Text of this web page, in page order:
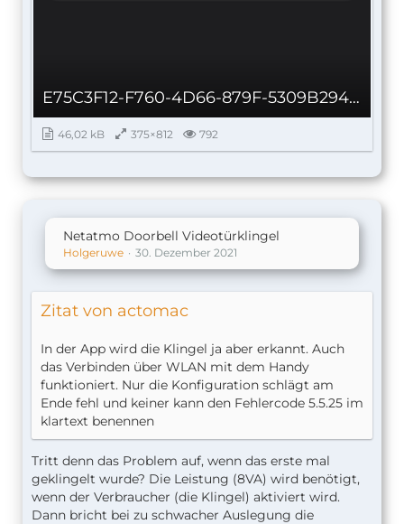
E75C3F12-F760-4D66-879F-5309B2943DF7_autoscaled.png
46,02 kB 375×812 792
Netatmo Doorbell Videotürklingel
Holgeruwe 30. Dezember 2021
Zitat von actomac
In der App wird die Klingel ja aber erkannt. Auch
das Verbinden über WLAN mit dem Handy
funktioniert. Nur die Konfiguration schlägt am
Ende fehl und keiner kann den Fehlercode 5.5.25 im
klartext benennen
Tritt denn das Problem auf, wenn das erste mal
geklingelt wurde? Die Leistung (8VA) wird benötigt,
wenn der Verbraucher (die Klingel) aktiviert wird.
Dann bricht bei zu schwacher Auslegung die